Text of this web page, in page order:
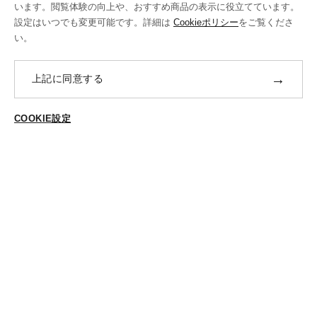
送料・ラッピング·配送方法
います。閲覧体験の向上や、おすすめ商品の表示に役立てています。
設定はいつでも変更可能です。詳細は Cookieポリシーをご覧くださ
い。
上記に同意する →
COOKIE設定